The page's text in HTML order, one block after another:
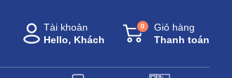
Tài khoản
Hello, Khách
Giỏ hàng
Thanh toán
0